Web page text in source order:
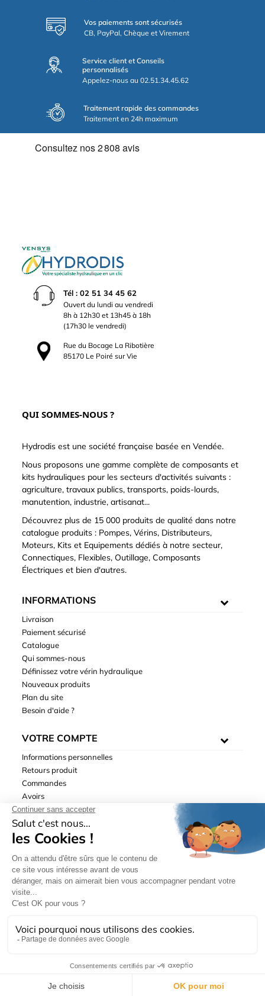
Vos paiements sont sécurisés
CB, PayPal, Chèque et Virement
Service client et Conseils
personnalisés
Appelez-nous au 02.51.34.45.62
Traitement rapide des commandes
Traitement en 24h maximum
Tél : 02 51 34 45 62
Ouvert du lundi au vendredi
8h à 12h30 et 13h45 à 18h
(17h30 le vendredi)
Rue du Bocage La Ribotière
85170 Le Poiré sur Vie
QUI SOMMES-NOUS ?
Hydrodis est une société française basée en Vendée.
Nous proposons une gamme complète de composants et
kits hydrauliques pour les secteurs d'activités suivants :
agriculture, travaux publics, transports, poids-lourds,
manutention, industrie, artisanat...
Découvrez plus de 15 000 produits de qualité dans notre
catalogue produits : Pompes, Vérins, Distributeurs,
Moteurs, Kits et Equipements dédiés à notre secteur,
Connectiques, Flexibles, Outillage, Composants
Électriques et bien d'autres.
INFORMATIONS
Livraison
Paiement sécurisé
Catalogue
Qui sommes-nous
Définissez votre vérin hydraulique
Nouveaux produits
Plan du site
Besoin d'aide ?
VOTRE COMPTE
Informations personnelles
Retours produit
Commandes
Avoirs
Adresses
Bons de réduction
de ventes| © Hydrodis 2003-2026. Tous droits réservés